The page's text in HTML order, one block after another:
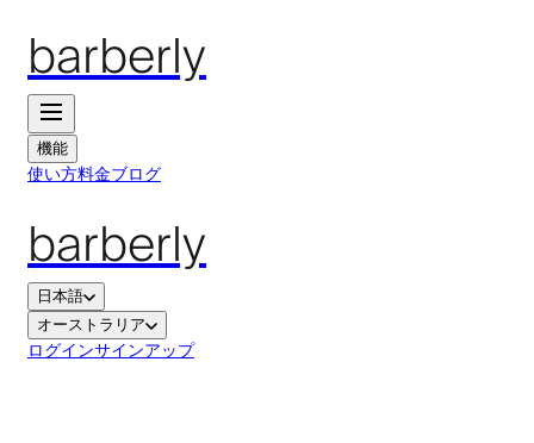
barberly
機能
使い方料金ブログ
barberly
日本語
オーストラリア
ログインサインアップ